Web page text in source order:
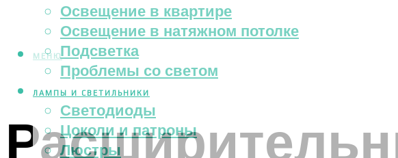
Освещение в квартире
Освещение в натяжном потолке
Подсветка
Проблемы со светом
ЛАМПЫ И СВЕТИЛЬНИКИ
Светодиоды
Цоколи и патроны
Люстры
МЕНЮ